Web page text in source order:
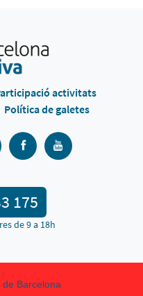
activitats
Política de galetes
175
de 9 a 18h